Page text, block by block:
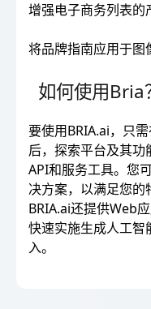
增强电子商务列表的
将品牌指南应用于图
如何使用Bria
要使用BRIA.ai，只
后，探索平台及其功
API和服务工具。您
决方案，以满足您的
BRIA.ai还提供Web
快速实施生成人工智
入。